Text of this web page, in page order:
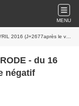
MENU
le vote négatif fondateur)
- du 16
négatif